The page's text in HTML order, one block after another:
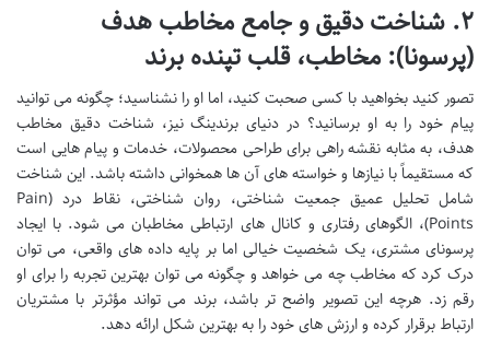
۲. شناخت دقیق و جامع مخاطب هدف
(پرسونا): مخاطب، قلب تپنده برند
تصور کنید بخواهید با کسی صحبت کنید، اما او را نشناسید؛ چگونه می توانید
پیام خود را به او برسانید؟ در دنیای برندینگ نیز، شناخت دقیق مخاطب
هدف، به مثابه نقشه راهی برای طراحی محصولات، خدمات و پیام هایی است
که مستقیماً با نیازها و خواسته های آن ها همخوانی داشته باشد. این شناخت
شامل تحلیل عمیق جمعیت شناختی، روان شناختی، نقاط درد (Pain
Points)، الگوهای رفتاری و کانال های ارتباطی مخاطبان می شود. با ایجاد
پرسونای مشتری، یک شخصیت خیالی اما بر پایه داده های واقعی، می توان
درک کرد که مخاطب چه می خواهد و چگونه می توان بهترین تجربه را برای او
رقم زد. هرچه این تصویر واضح تر باشد، برند می تواند مؤثرتر با مشتریان
ارتباط برقرار کرده و ارزش های خود را به بهترین شکل ارائه دهد.